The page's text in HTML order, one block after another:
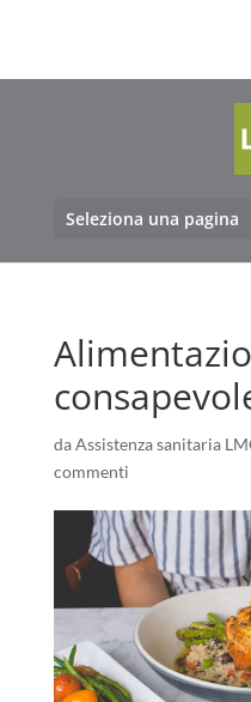
Seleziona una pagina
daAssistenza sanitaria
commenti